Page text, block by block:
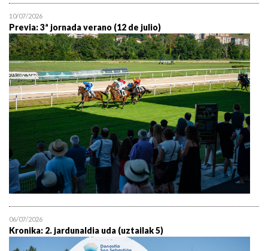
10/07/2026
Previa: 3ª jornada verano (12 de julio)
06/07/2026
Kronika: 2. jardunaldia uda (uztailak 5)